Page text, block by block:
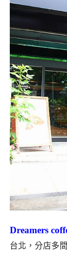
Dreamers
台北，分店多